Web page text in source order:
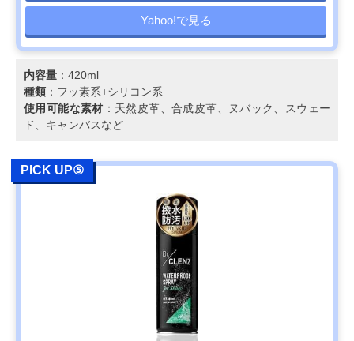
Yahoo!で見る
内容量 ：420ml
種類 ：フッ素系+シリコン系
使用可能な素材 ：天然皮革、合成皮革、ヌバック、スウェー
ド、キャンバスなど
PICK UP⑤